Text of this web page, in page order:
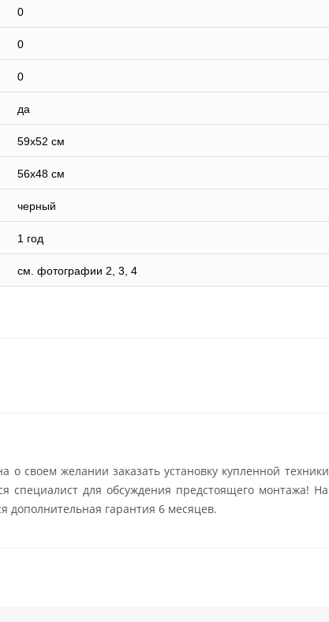
0
0
0
да
59х52 см
56х48 см
черный
1 год
cм. фотографии 2, 3, 4
о своем желании заказать установку купленной техники
специалист для обсуждения предстоящего монтажа! На
дополнительная гарантия 6 месяцев.